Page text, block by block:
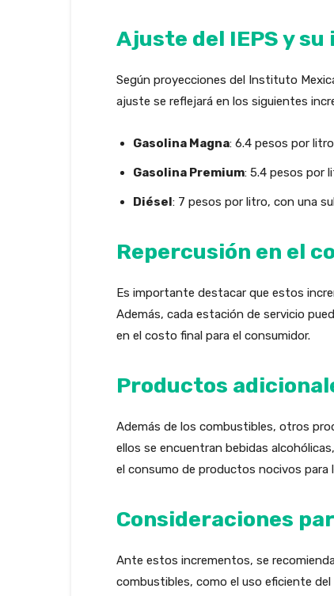
Ajuste del IEPS y
Según proyecciones del Instituto
ajuste se reflejará en los siguientes
Gasolina Magna: 6.4 pesos por
Gasolina Premium: 5.4 pesos por
Diésel: 7 pesos por litro, con una
Repercusión en el
Es importante destacar que estos
Además, cada estación de servicio
en el costo final para el consumidor.
Productos
Además de los combustibles, otros
ellos se encuentran bebidas
el consumo de productos nocivos para
Consideraciones
Ante estos incrementos, se
combustibles, como el uso eficiente